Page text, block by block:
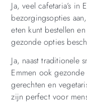
Ja, veel cafetaria’s in
bezorgingsopties
eten kunt bestellen
gezonde opties
Ja, naast traditionele
Emmen ook
gerechten en
zijn perfect voor